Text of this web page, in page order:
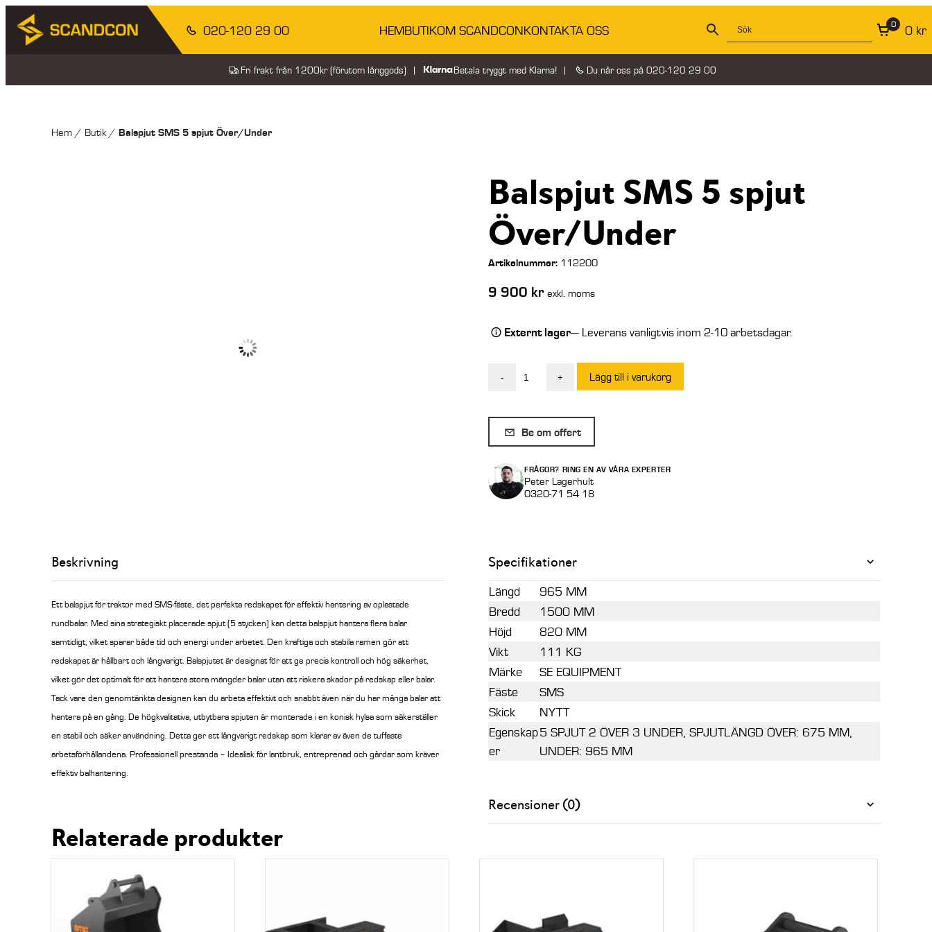
020-120 29 00 HEMBUTIKOM SCANDCONKONTAKTA OSS 0 0 kr
Fri frakt från 1200kr (förutom långgods) Betala tryggt med Klarna! Du når oss på 020-120 29 00
Hem / Butik/Balspjut SMS 5 spjut Över/Under
Balspjut SMS 5 spjut
Över/Under
Artikelnummer: 112200
9 900 kr exkl. moms
Externt lager— Leverans vanligtvis inom 2-10 arbetsdagar.
-
Balspjut
5
spjut
Över/Under
mängd
+ Lägg till i varukorg
Be om offert
FRÅGOR? RING EN AV VÅRA EXPERTER
Peter Lagerhult
0320-71 54 18
Beskrivning
Ett balspjut för traktor med SMS-fäste, det perfekta redskapet för effektiv hantering av oplastade
rundbalar. Med sina strategiskt placerade spjut (5 stycken) kan detta balspjut hantera flera balar
samtidigt, vilket sparar både tid och energi under arbetet. Den kraftiga och stabila ramen gör att
redskapet är hållbart och långvarigt.Balspjutet är designat för att ge precis kontroll och hög säkerhet,
vilket gör det optimalt för att hantera stora mängder balar utan att riskera skador på redskap eller balar.
Tack vare den genomtänkta designen kan du arbeta effektivt och snabbt även när du har många balar att
hantera på en gång.De högkvalitativa, utbytbara spjuten är monterade i en konisk hylsa som säkerställer
en stabil och säker användning. Detta ger ett långvarigt redskap som klarar av även de tuffaste
arbetsförhållandena. Professionell prestanda – Idealisk för lantbruk, entreprenad och gårdar som kräver
effektiv balhantering.
Specifikationer
Längd
965 MM
Bredd
1500 MM
Höjd
820 MM
Vikt
111 KG
Märke
SE EQUIPMENT
Fäste
SMS
Skick
NYTT
Egenskap
er
5 SPJUT 2 ÖVER 3 UNDER, SPJUTLÄNGD ÖVER: 675 MM,
UNDER: 965 MM
Recensioner (0)
Relaterade produkter